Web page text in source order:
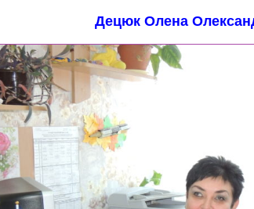
Децюк Олена